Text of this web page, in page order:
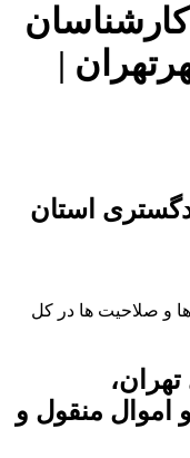
|
استان
و صلاحیت ها در کل
اموال منقول و